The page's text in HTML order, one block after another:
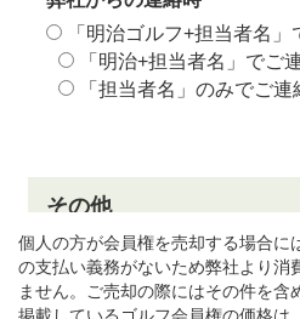
個人の方が会員権を売却する場合に
の支払い義務がないため弊社より消
ません。ご売却の際にはその件を含